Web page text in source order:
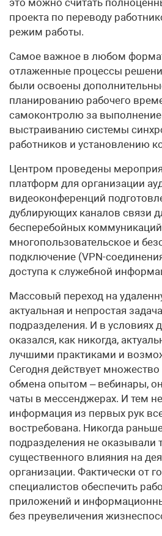
это можно считать
проекта по переводу
режим работы.
Самое важное в любом
отлаженные процессы
были освоены
планированию рабочего
самоконтролю за
выстраиванию системы
работников и установлению
Центром проведены
платформ для организации
видеоконференций
дублирующих каналов связи
бесперебойных
многопользовательское и
подключение (VPN-
доступа к служебной
Массовый переход на
актуальная и непростая
подразделения. И в условиях
оказался, как никогда,
лучшими практиками и
Сегодня действует
обмена опытом – вебинары,
чаты в мессенджерах. И тем
информация из первых рук
востребована. Никогда
подразделения не оказывали
существенного влияния на
организации. Фактически от
специалистов обеспечить
приложений и
без преувеличения